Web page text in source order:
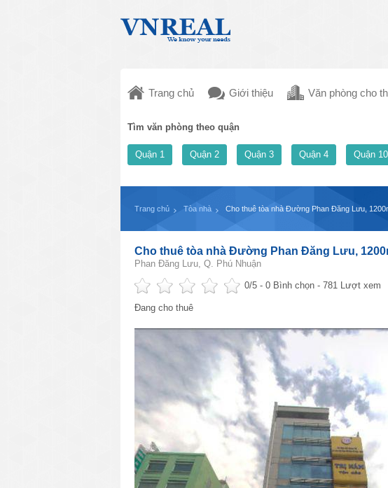
Trang chủ Giới thiệu Văn phòng cho
Tìm văn phòng theo quận
Quận 1 Quận 2 Quận 3 Quận 4 Quận 10
Trang chủ Tòa nhà Cho thuê tòa nhà Đường Phan Đăng Lưu,
Cho thuê tòa nhà Đường Phan Đăng Lưu,
Phan Đăng Lưu, Q. Phú Nhuận
0/5 - 0 Bình chọn - 781 Lượt xem
Đang cho thuê